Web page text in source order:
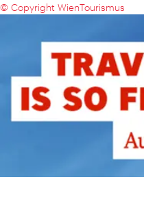
© Copyright WienTourismus